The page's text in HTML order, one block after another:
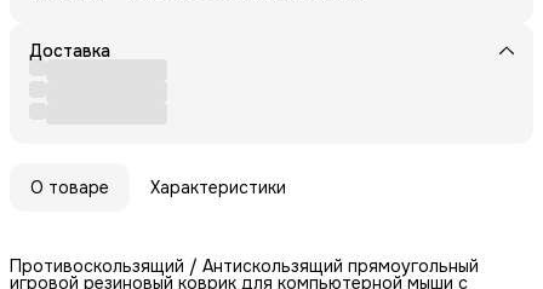
Доставка
О товаре Характеристики
Противоскользящий / Антискользящий прямоугольный
игровой резиновый коврик для компьютерной мыши с